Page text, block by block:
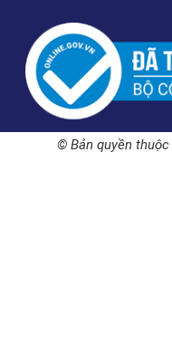
© Bản quyền thuộc